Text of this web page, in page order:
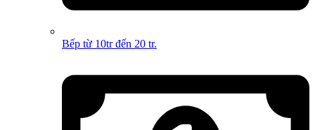
Bếp từ 10tr đến 20 tr.